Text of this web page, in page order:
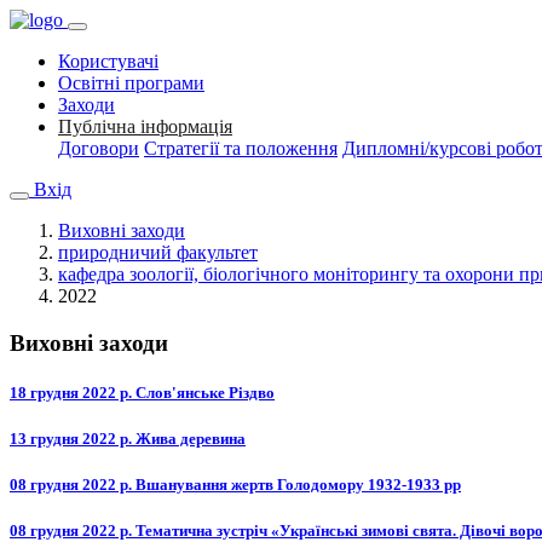
Користувачі
Освітні програми
Заходи
Публічна інформація
Договори Стратегії та положення Дипломні/курсові
Вхід
Виховні заходи
природничий факультет
кафедра зоології, біологічного моніторингу та охорони
2022
Виховні заходи
18 грудня 2022 р. Слов'янське Різдво
13 грудня 2022 р. Жива деревина
08 грудня 2022 р. Вшанування жертв Голодомору 1932-1933 рр
08 грудня 2022 р. Тематична зустріч «Українські зимові свята. Дівочі